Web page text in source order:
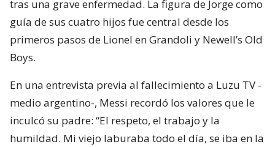
tras una grave enfermedad. La figura de Jorge como
guía de sus cuatro hijos fue central desde los
primeros pasos de Lionel en Grandoli y Newell’s Old
Boys.
En una entrevista previa al fallecimiento a Luzu TV -
medio argentino-, Messi recordó los valores que le
inculcó su padre: “El respeto, el trabajo y la
humildad. Mi viejo laburaba todo el día, se iba en la